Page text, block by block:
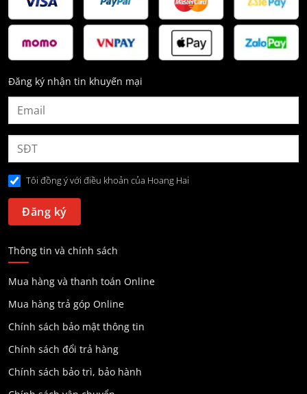
Đăng ký nhận tin khuyến mại
Tôi đồng ý với điều khoản của Hoang Hai
Thông tin và chính sách
Mua hàng và thanh toán Online
Mua hàng trả góp Online
Chính sách bảo mật thông tin
Chính sách đổi trả hàng
Chính sách bảo trì, bảo hành